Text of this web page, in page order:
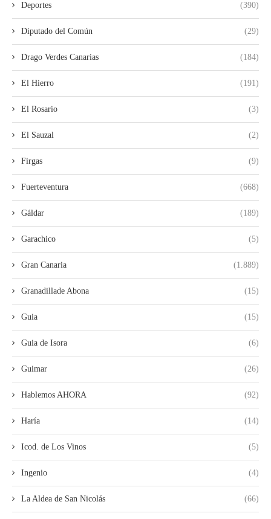
Deportes (390)
Diputado del Común (29)
Drago Verdes Canarias (184)
El Hierro (191)
El Rosario (3)
El Sauzal (2)
Firgas (9)
Fuerteventura (668)
Gáldar (189)
Garachico (5)
Gran Canaria (1.889)
Granadillade Abona (15)
Guia (15)
Guia de Isora (6)
Guimar (26)
Hablemos AHORA (92)
Haría (14)
Icod. de Los Vinos (5)
Ingenio (4)
La Aldea de San Nicolás (66)